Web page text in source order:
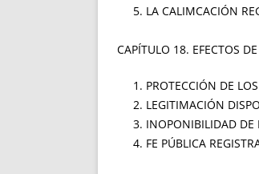
LA CALIMCACIÓN
CAPÍTULO 18. EFECTOS
PROTECCIÓN DE
LEGITIMACIÓN
INOPONIBILIDAD DE
FE PÚBLICA